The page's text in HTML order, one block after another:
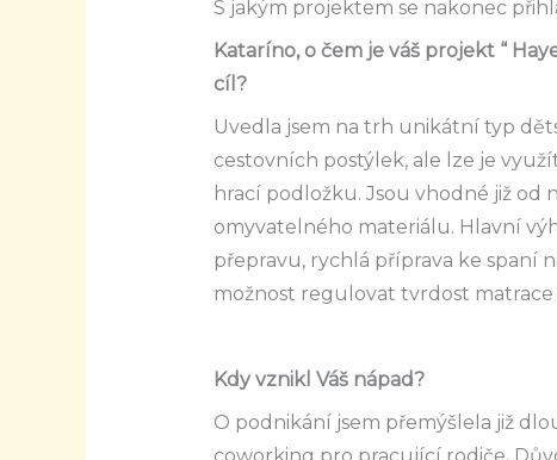
S jakým projektem se nakonec
Kataríno, o čem je váš projekt “
cíl?
Uvedla jsem na trh unikátní typ
cestovních postýlek, ale lze je
hrací podložku. Jsou vhodné již od
omyvatelného materiálu. Hlavní
přepravu, rychlá příprava ke spaní
možnost regulovat tvrdost
Kdy vznikl Váš nápad?
O podnikání jsem přemýšlela již